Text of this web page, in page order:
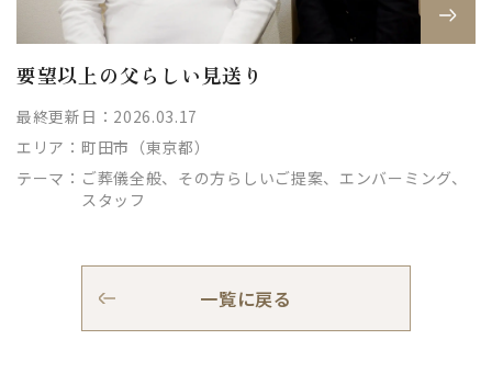
要望以上の父らしい見送り
最終更新日：2026.03.17
エリア： 町田市（東京都）
テーマ： ご葬儀全般、その方らしいご提案、エンバーミング、
スタッフ
一覧に戻る